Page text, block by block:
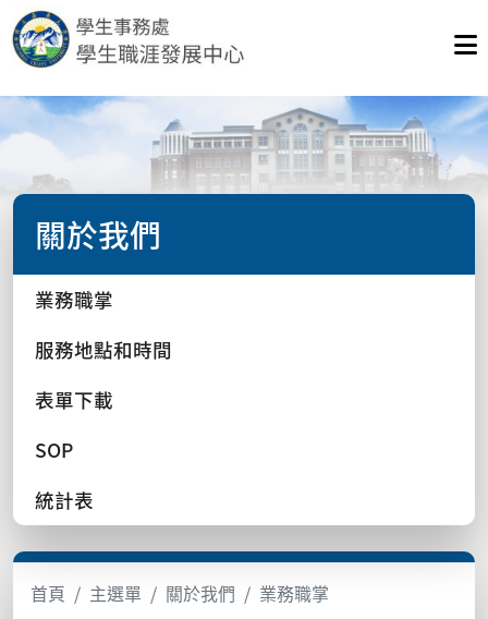
關於我們
業務職掌
服務地點和時間
表單下載
SOP
統計表
首頁 主選單 關於我們 業務職掌